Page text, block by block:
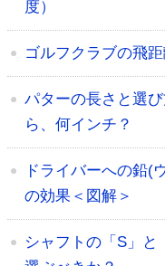
度）
ゴルフクラブの飛
パターの長さと選
ら、何インチ？
ドライバーへの鉛(
の効果＜図解＞
シャフトの「S」と